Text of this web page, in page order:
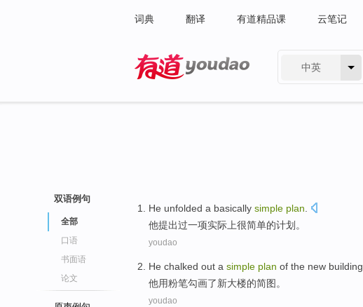
词典 翻译 有道精品课 云笔记
中英
双语例句
全部
口语
书面语
论文
He unfolded a basically simple plan
他提出过一项实际上很简单的计划 。
youdao
He chalked out a simple plan of the new building
他用粉笔勾画了新大楼的简图。
youdao